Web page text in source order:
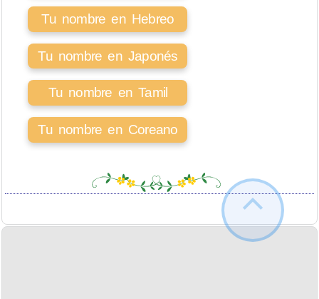
Tu nombre en Hebreo
Tu nombre en Japonés
Tu nombre en Tamil
Tu nombre en Coreano